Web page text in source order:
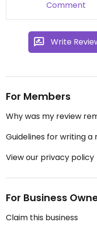
Comment
Write
For Members
Why was my review
Guidelines for writing a
View our privacy policy
For Business
Claim this business